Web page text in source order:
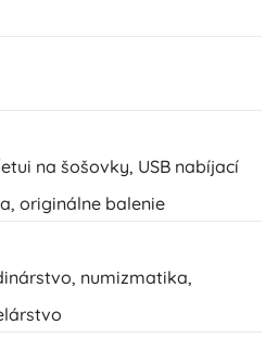
na šošovky, USB nabíjací
originálne balenie
numizmatika,